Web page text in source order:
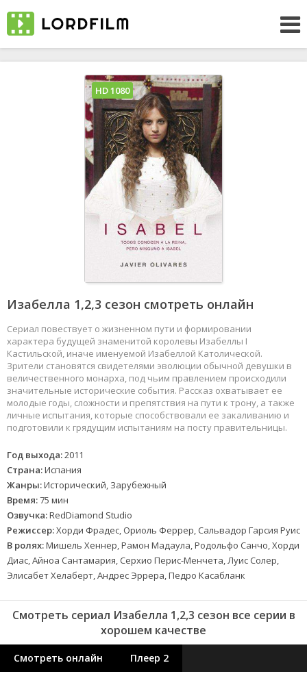
Изабелла 1,2,3 сезон смотреть онлайн
Сериал повествует о жизненном пути и формировании
характера будущей знаменитой королевы Изабеллы I
Кастильской, иначе именуемой Изабеллой Католической.
Зрители становятся свидетелями эволюции обычной девушки в
величественного монарха, под чьим правлением происходили
значительные исторические события. Рассказ охватывает ее
молодые годы, сложности и препятствия на пути к трону, а также
личные испытания, которые способствовали ее закаливанию и
подготовили к грядущим испытаниям на посту правительницы.
Год выхода:2011
Страна:Испания
Жанры:Исторический, Зарубежный
Время:75 мин
Озвучка:RedDiamond Studio
Режиссер:Хорди Фрадес, Ориоль Феррер, Сальвадор Гарсия Руис
В ролях:Мишель Хеннер, Рамон Мадаула, Родольфо Санчо, Хорди
Диас, Айноа Сантамария, Серхио Перис-Менчета, Луис Солер,
Элисабет Хелаберт, Андрес Эррера, Педро Касабланк
HD 1080
Смотреть сериал Изабелла 1,2,3 сезон все серии в
хорошем качестве
Смотреть онлайн Плеер 2